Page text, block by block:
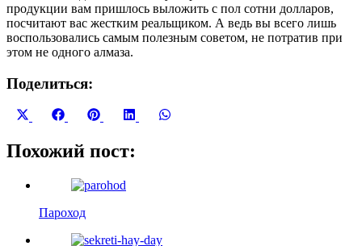
продукции вам пришлось выложить с пол сотни долларов,
посчитают вас жестким реальщиком. А ведь вы всего лишь
воспользовались самым полезным советом, не потратив при
этом не одного алмаза.
Поделиться:
Share
Share
FacebookShare
Pinterest Share
LinkedIn
Похожий пост:
Пароход